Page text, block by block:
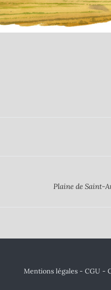
Plaine de Saint-
Mentions légales - CGU -